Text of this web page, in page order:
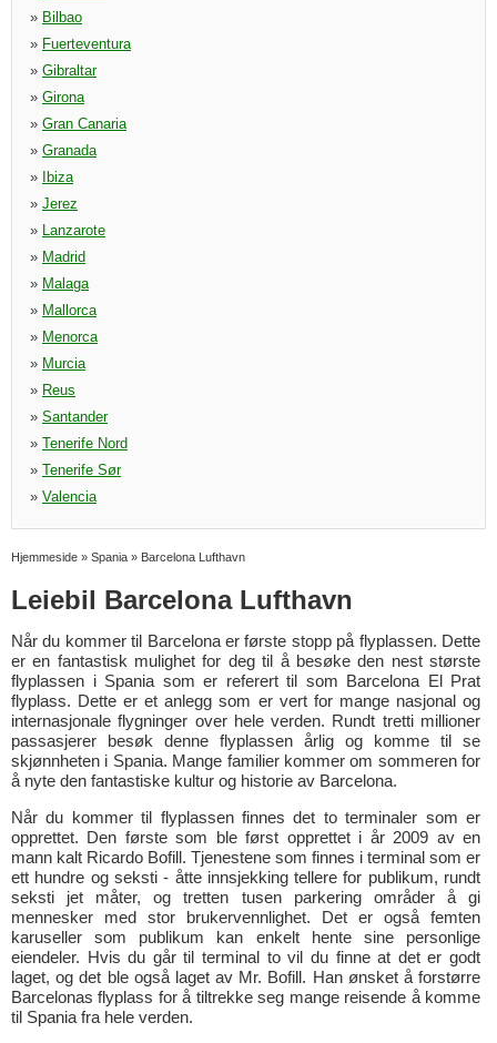
» Bilbao
» Fuerteventura
» Gibraltar
» Girona
» Gran Canaria
» Granada
»
Ibiza
» Jerez
» Lanzarote
» Madrid
» Malaga
» Mallorca
» Menorca
» Murcia
» Reus
» Santander
» Tenerife Nord
» Tenerife Sør
» Valencia
Hjemmeside » Spania » Barcelona Lufthavn
Leiebil Barcelona Lufthavn
Når du kommer til Barcelona er første stopp på flyplassen. Dette
er en fantastisk mulighet for deg til å besøke den nest største
flyplassen i Spania som er referert til som Barcelona El Prat
flyplass. Dette er et anlegg som er vert for mange nasjonal og
internasjonale flygninger over hele verden. Rundt tretti millioner
passasjerer besøk denne flyplassen årlig og komme til se
skjønnheten i Spania. Mange familier kommer om sommeren for
å nyte den fantastiske kultur og historie av Barcelona.
Når du kommer til flyplassen finnes det to terminaler som er
opprettet. Den første som ble først opprettet i år 2009 av en
mann kalt Ricardo Bofill. Tjenestene som finnes i terminal som er
ett hundre og seksti - åtte innsjekking tellere for publikum, rundt
seksti jet måter, og tretten tusen parkering områder å gi
mennesker med stor brukervennlighet. Det er også femten
karuseller som publikum kan enkelt hente sine personlige
eiendeler. Hvis du går til terminal to vil du finne at det er godt
laget, og det ble også laget av Mr. Bofill. Han ønsket å forstørre
Barcelonas flyplass for å tiltrekke seg mange reisende å komme
til Spania fra hele verden.